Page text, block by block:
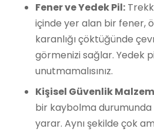
Fener ve Yedek Pil:
içinde yer alan bir fener,
karanlığı çöktüğünde
görmenizi sağlar. Yedek
unutmamalısınız.
Kişisel Güvenlik
bir kaybolma durumunda
yarar. Aynı şekilde çok